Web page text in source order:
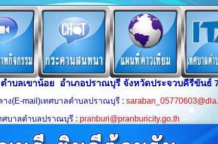
บลเขาน้อย อำเภอปราณบุรี จังหวัดประจวบคีรีขันธ์
ง(E-mail )เทศบาลตำบลปราณบุรี :
ศบาลตำบลปราณบุรี : pranburi@pranburicity.go.th